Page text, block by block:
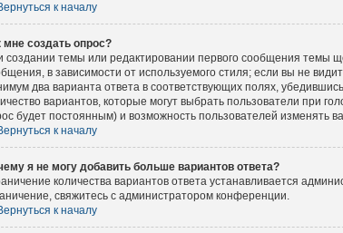
к началу
мне создать опрос?
создании темы или редактировании первого сообщения темы
в зависимости от используемого стиля; если вы не
два варианта ответа в соответствующих полях,
вариантов, которые могут выбрать пользователи при
будет постоянным) и возможность пользователей изменять
к началу
я не могу добавить больше вариантов ответа?
количества вариантов ответа устанавливается
свяжитесь с администратором конференции.
к началу